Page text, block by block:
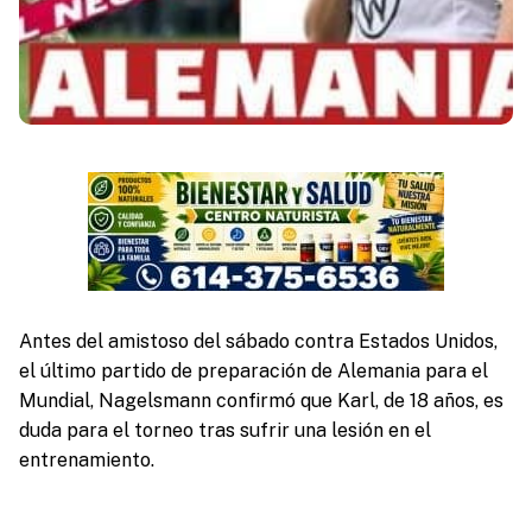
Antes del amistoso del sábado contra Estados Unidos,
el último partido de preparación de Alemania para el
Mundial, Nagelsmann confirmó que Karl, de 18 años, es
duda para el torneo tras sufrir una lesión en el
entrenamiento.